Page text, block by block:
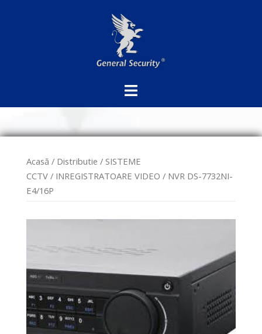
Acasă / Distributie / SISTEME
CCTV / INREGISTRATOARE VIDEO / NVR DS-7732NI-
E4/16P